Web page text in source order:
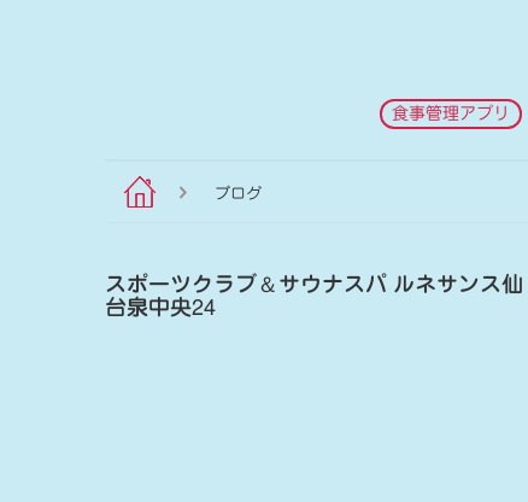
食事管理アプリ
ブログ
スポーツクラブ＆サウナスパ ルネサンス仙
台泉中央24